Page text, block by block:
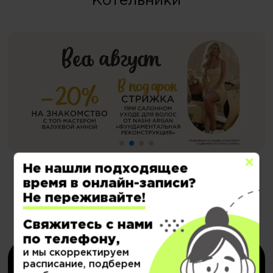
Электронные сертификаты на
депозит со скидкой
Не нашли подходящее
время в онлайн-записи?
Не переживайте!
Свяжитесь с нами
по телефону,
и мы скорректируем
расписание, подберем